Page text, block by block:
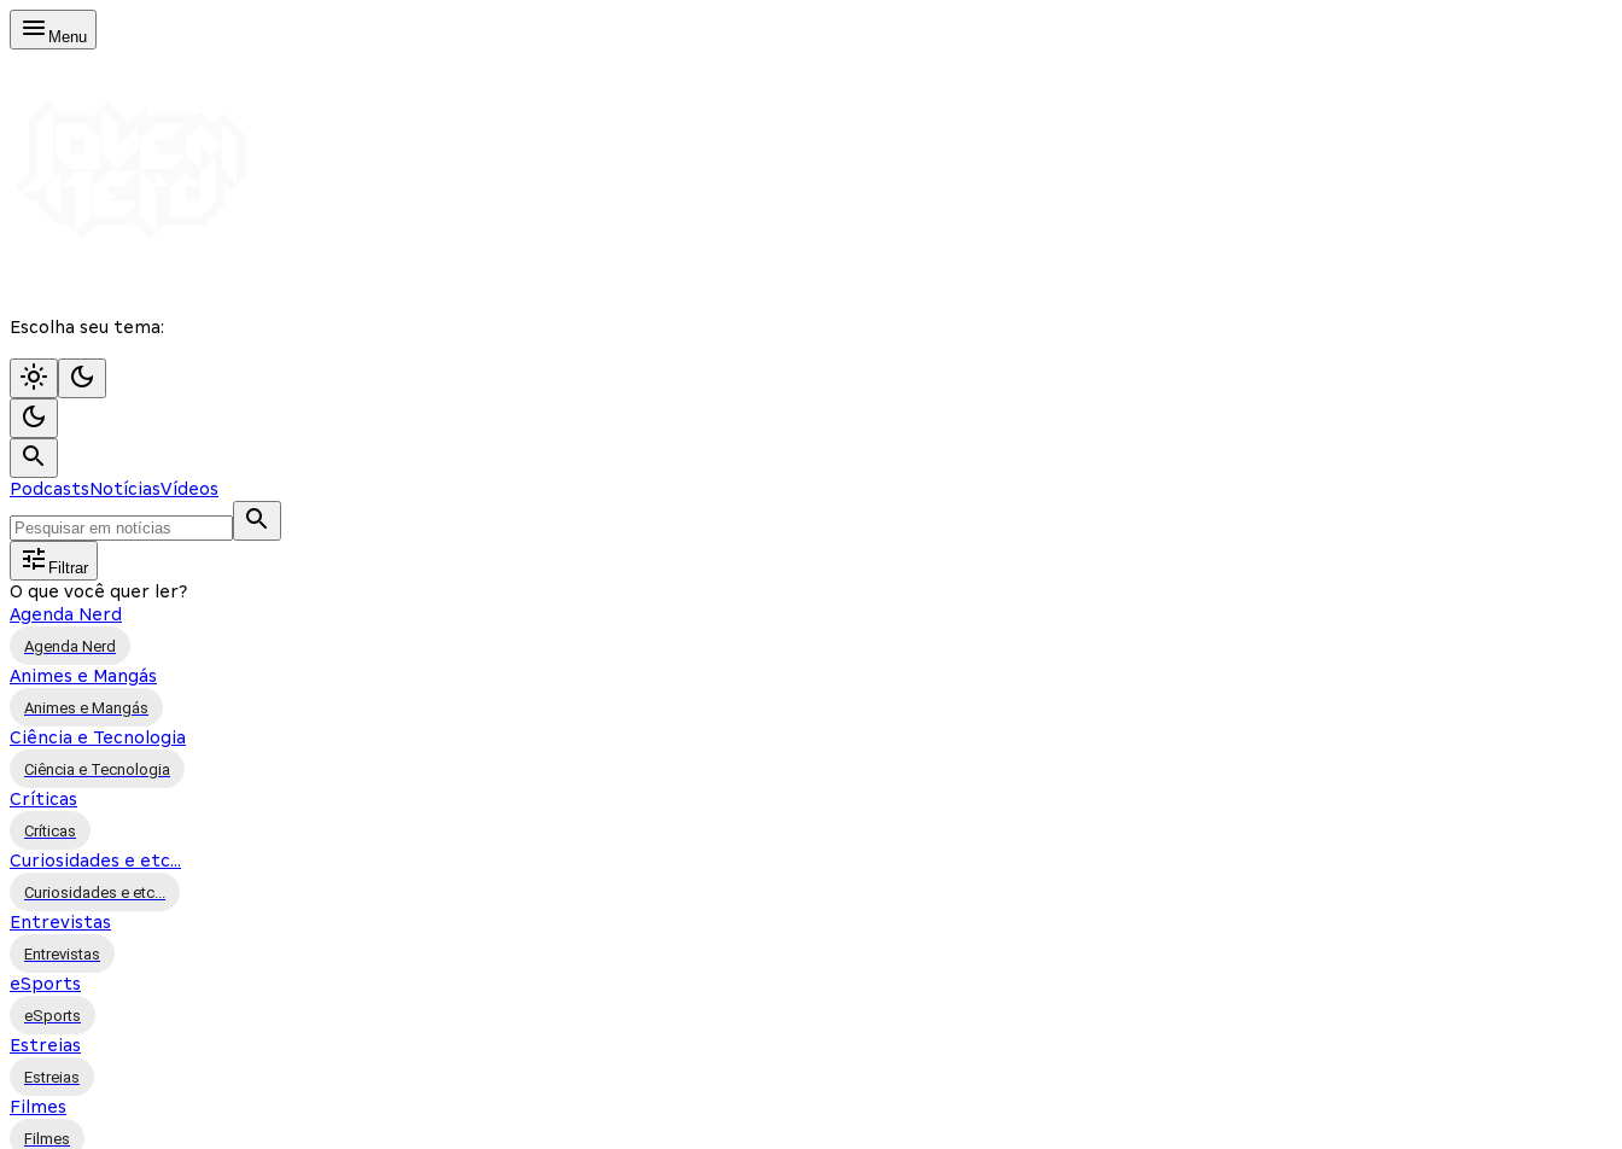
Menu
Escolha seu tema:
PodcastsNotíciasVídeos
Filtrar
O que você quer ler?
Agenda Nerd
Agenda Nerd
Animes e Mangás
Animes e Mangás
Ciência e Tecnologia
Ciência e Tecnologia
Críticas
Críticas
Curiosidades e etc...
Curiosidades e etc...
Entrevistas
Entrevistas
eSports
eSports
Estreias
Estreias
Filmes
Filmes